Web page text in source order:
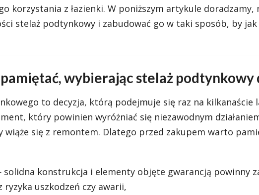
korzystania z łazienki. W poniższym artykule doradzamy,
stelaż podtynkowy i zabudować go w taki sposób, by jak
wybierając stelaż podtynkowy
to decyzja, którą podejmuje się raz na kilkanaście
który powinien wyróżniać się niezawodnym
wiąże się z remontem. Dlatego przed zakupem warto
konstrukcja i elementy objęte gwarancją powinny
ryzyka uszkodzeń czy awarii,